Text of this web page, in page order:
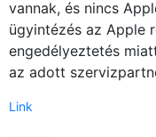
vannak, és nincs
ügyintézés az Apple
engedélyeztetés
az adott
Link